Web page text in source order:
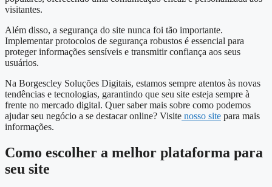
visitantes.
Além disso, a segurança do site nunca foi tão importante.
Implementar protocolos de segurança robustos é essencial para
proteger informações sensíveis e transmitir confiança aos seus
usuários.
Na Borgescley Soluções Digitais, estamos sempre atentos às novas
tendências e tecnologias, garantindo que seu site esteja sempre à
frente no mercado digital. Quer saber mais sobre como podemos
ajudar seu negócio a se destacar online? Visite nosso site para mais
informações.
Como escolher a melhor plataforma para
seu site